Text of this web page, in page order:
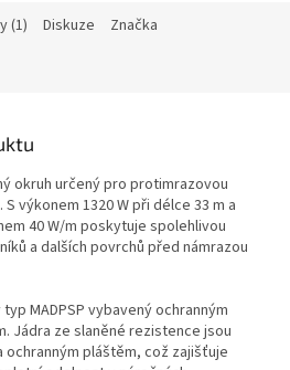
(1) Diskuze Značka
okruh určený pro protimrazovou
výkonem 1320 W při délce 33 m a
40 W/m poskytuje spolehlivou
a dalších povrchů před námrazou
MADPSP vybavený ochranným
Jádra ze slaněné rezistence jsou
pláštěm, což zajišťuje